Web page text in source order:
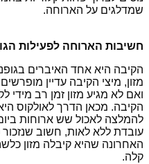
שמדלגים על הארוחה.
חשיבות הארוחה לפעילות
הקיבה היא אחד האיברים
מזון, מיצי הקיבה עדיין
ואם לא מגיע מזון זמן רב מידי
הקיבה. מכאן הדרך לאולקוס
להמלצה לאכול שש ארוחות
עובדת ללא לאות, חשוב
האחרונה שהיא קיבלה מזון
קלה.